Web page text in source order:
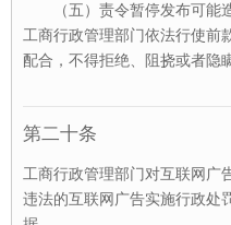
（五）责令暂停发布可能造
工商行政管理部门依法行使前
配合，不得拒绝、阻挠或者隐
第二十条
工商行政管理部门对互联网广
违法的互联网广告实施行政处